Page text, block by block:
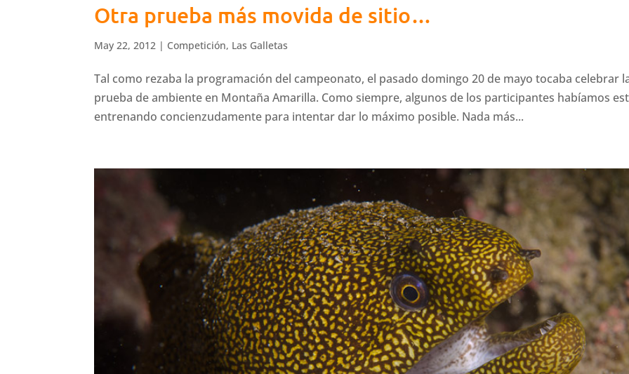
Otra prueba más movida de sitio…
May 22, 2012 | Competición, Las Galletas
Tal como rezaba la programación del campeonato, el pasado domingo 20 de mayo tocaba celebrar
prueba de ambiente en Montaña Amarilla. Como siempre, algunos de los participantes habíamos
entrenando concienzudamente para intentar dar lo máximo posible. Nada más...